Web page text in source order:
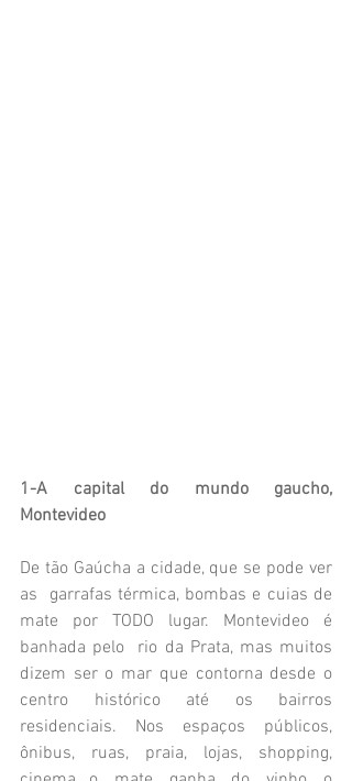
1-A capital do mundo gaucho,
Montevideo
De tão Gaúcha a cidade, que se pode ver
as  garrafas térmica, bombas e cuias de
mate por TODO lugar. Montevideo é
banhada pelo  rio da Prata, mas muitos
dizem ser o mar que contorna desde o
centro histórico até os bairros
residenciais. Nos espaços públicos,
ônibus, ruas, praia, lojas, shopping,